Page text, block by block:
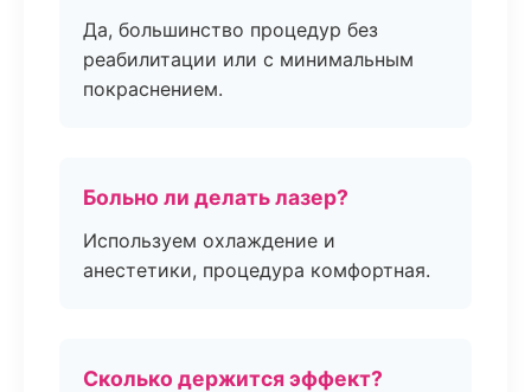
Да, большинство процедур без
реабилитации или с минимальным
покраснением.
Больно ли делать лазер?
Используем охлаждение и
анестетики, процедура комфортная.
Сколько держится эффект?